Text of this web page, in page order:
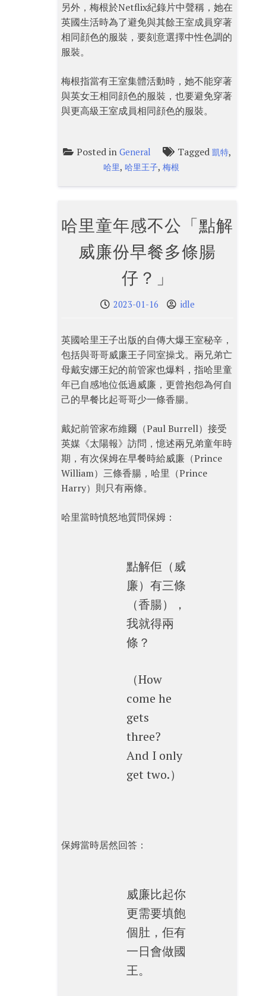
另外，梅根於Netflix紀錄片中聲稱，她在
英國生活時為了避免與其餘王室成員穿著
相同顔色的服裝，要刻意選擇中性色調的
服裝。
梅根指當有王室集體活動時，她不能穿著
與英女王相同顔色的服裝，也要避免穿著
與更高級王室成員相同顔色的服裝。
Posted inGeneral Tagged凱特,
哈里,哈里王子,梅根
哈里童年感不公「點解
威廉份早餐多條腸
仔？」
2023-01-16 idle
英國哈里王子出版的自傳大爆王室秘辛，
包括與哥哥威廉王子同室操戈。兩兄弟亡
母戴安娜王妃的前管家也爆料，指哈里童
年已自感地位低過威廉，更曾抱怨為何自
己的早餐比起哥哥少一條香腸。
戴妃前管家布維爾（Paul Burrell）接受
英媒《太陽報》訪問，憶述兩兄弟童年時
期，有次保姆在早餐時給威廉（Prince
William）三條香腸，哈里（Prince
Harry）則只有兩條。
哈里當時憤怒地質問保姆：
點解佢（威
廉）有三條
（香腸），
我就得兩
條？
（How
come he
gets
three?
And I only
get two.）
保姆當時居然回答：
威廉比起你
更需要填飽
個肚，佢有
一日會做國
王。